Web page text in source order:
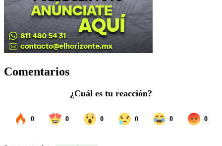
Comentarios